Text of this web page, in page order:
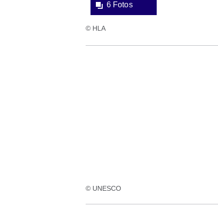
6 Fotos
© HLA
© UNESCO